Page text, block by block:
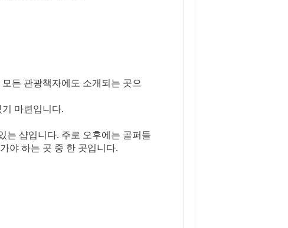
든 관광책자에도 소개되는 곳으
마련입니다.
는 샵입니다. 주로 오후에는 골퍼들
야 하는 곳 중 한 곳입니다.